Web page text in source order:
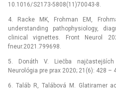
10.1016/ S2173-5808(11)70043-8.
4. Racke MK, Frohman EM,
understanding pathophysiology,
clinical vignettes. Front Neurol
fneur.2021.799698.
5. Donáth V. Liečba
Neurológia pre prax 2020; 21(6): 428 –⁠
6. Taláb R, Talábová M. Glatiramer